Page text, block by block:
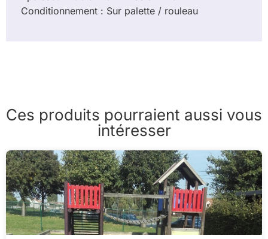
Conditionnement : Sur palette / rouleau
Ces produits pourraient aussi vous
intéresser